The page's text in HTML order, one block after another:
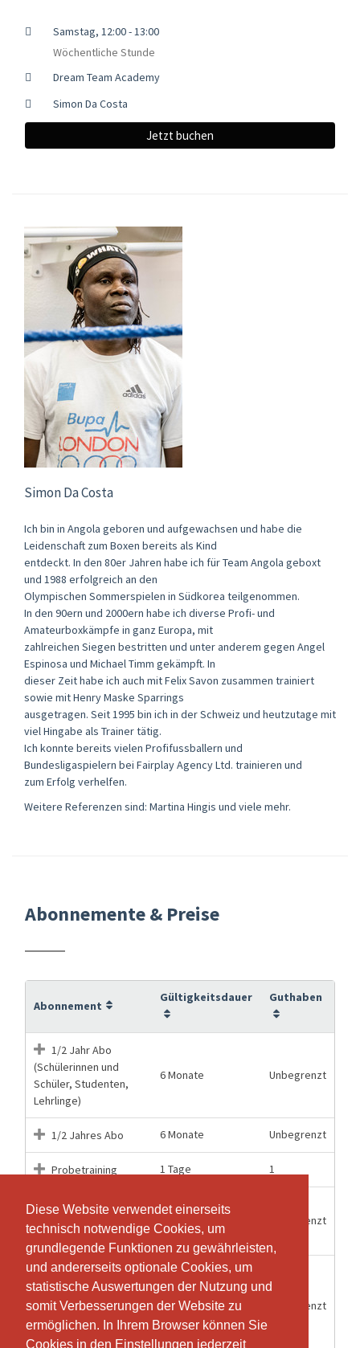
Diese Website verwendet einerseits
technisch notwendige Cookies, um
grundlegende Funktionen zu gewährleisten,
und andererseits optionale Cookies, um
statistische Auswertungen der Nutzung und
somit Verbesserungen der Website zu
ermöglichen. In Ihrem Browser können Sie
Cookies in den Einstellungen jederzeit
Diese Website verwendet einerseits
technisch notwendige Cookies, um
grundlegende Funktionen zu gewährleisten,
und andererseits optionale Cookies, um
statistische Auswertungen der Nutzung und
somit Verbesserungen der Website zu
ermöglichen. In Ihrem Browser können Sie
Cookies in den Einstellungen jederzeit
Samstag, 12:00 - 13:00
Wöchentliche Stunde
Dream Team Academy
Simon Da Costa
Jetzt buchen
Simon Da Costa
Ich bin in Angola geboren und aufgewachsen und habe die
Leidenschaft zum Boxen bereits als Kind
entdeckt. In den 80er Jahren habe ich für Team Angola geboxt
und 1988 erfolgreich an den
Olympischen Sommerspielen in Südkorea teilgenommen.
In den 90ern und 2000ern habe ich diverse Profi- und
Amateurboxkämpfe in ganz Europa, mit
zahlreichen Siegen bestritten und unter anderem gegen Angel
Espinosa und Michael Timm gekämpft. In
dieser Zeit habe ich auch mit Felix Savon zusammen trainiert
sowie mit Henry Maske Sparrings
ausgetragen. Seit 1995 bin ich in der Schweiz und heutzutage mit
viel Hingabe als Trainer tätig.
Ich konnte bereits vielen Profifussballern und
Bundesligaspielern bei Fairplay Agency Ltd. trainieren und
zum Erfolg verhelfen.
Weitere Referenzen sind: Martina Hingis und viele mehr.
Abonnemente & Preise
Abonnement
Gültigkeitsdauer Guthaben
1/2 Jahr Abo
(Schülerinnen und
Schüler, Studenten,
Lehrlinge)
6 Monate Unbegrenzt
1/2 Jahres Abo 6 Monate Unbegrenzt
Probetraining 1 Tage 1
**Special** 1
Jahres Abo
Erwachsene
12 Monate Unbegrenzt
**Special** 1
Jahres Abo
(Schülerinnen und
Schüler, Studenten,
Lehrlinge)
12 Monate Unbegrenzt